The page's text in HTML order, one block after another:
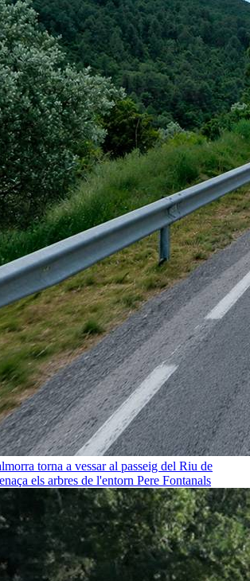
torna a vessar al passeig del Riu de
els arbres de l'entorn Pere Fontanals